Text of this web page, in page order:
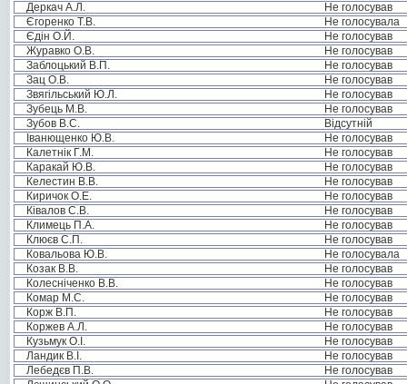
Деркач А.Л.
Не голосував
Єгоренко Т.В.
Не голосувала
Єдін О.Й.
Не голосував
Журавко О.В.
Не голосував
Заблоцький В.П.
Не голосував
Зац О.В.
Не голосував
Звягільський Ю.Л.
Не голосував
Зубець М.В.
Не голосував
Зубов В.С.
Відсутній
Іванющенко Ю.В.
Не голосував
Калетнік Г.М.
Не голосував
Каракай Ю.В.
Не голосував
Келестин В.В.
Не голосував
Киричок О.Е.
Не голосував
Ківалов С.В.
Не голосував
Климець П.А.
Не голосував
Клюєв С.П.
Не голосував
Ковальова Ю.В.
Не голосувала
Козак В.В.
Не голосував
Колесніченко В.В.
Не голосував
Комар М.С.
Не голосував
Корж В.П.
Не голосував
Коржев А.Л.
Не голосував
Кузьмук О.І.
Не голосував
Ландик В.І.
Не голосував
Лебедєв П.В.
Не голосував